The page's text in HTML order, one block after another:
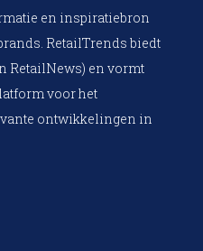
en inspiratiebron
RetailTrends biedt
RetailNews) en vormt
voor het
ontwikkelingen in